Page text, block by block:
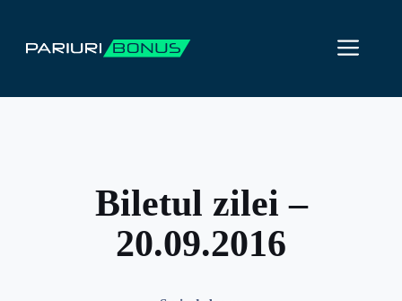
conținut
Biletul zilei –
20.09.2016